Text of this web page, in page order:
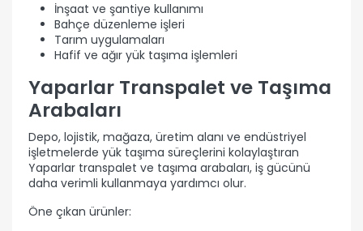
İnşaat ve şantiye kullanımı
Bahçe düzenleme işleri
Tarım uygulamaları
Hafif ve ağır yük taşıma işlemleri
Yaparlar Transpalet ve Taşıma
Arabaları
Depo, lojistik, mağaza, üretim alanı ve endüstriyel
işletmelerde yük taşıma süreçlerini kolaylaştıran
Yaparlar transpalet ve taşıma arabaları, iş gücünü
daha verimli kullanmaya yardımcı olur.
Öne çıkan ürünler: